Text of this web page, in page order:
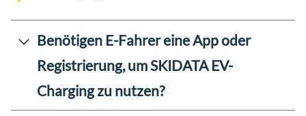
Benötigen E-Fahrer eine App oder
Registrierung, um SKIDATA EV-
Charging zu nutzen?